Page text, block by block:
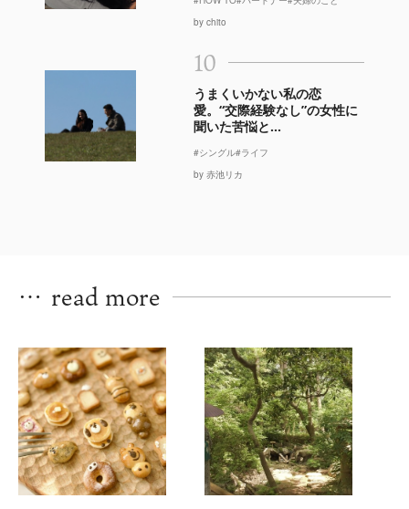
by chito
10
うまくいかない私の恋
愛。“交際経験なし”の女性に
聞いた苦悩と...
#シングル#ライフ
by 赤池リカ
… read more